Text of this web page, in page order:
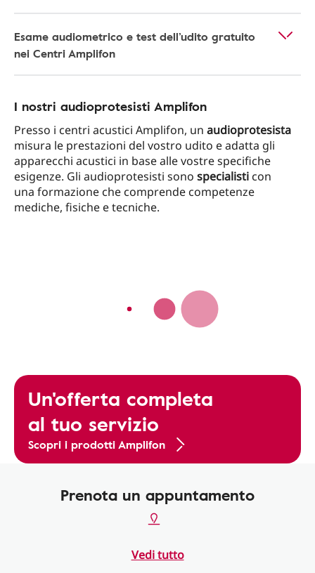
Esame audiometrico e test dell’udito gratuito
nei Centri Amplifon
I nostri audioprotesisti Amplifon
Presso i centri acustici Amplifon, un audioprotesista
misura le prestazioni del vostro udito e adatta gli
apparecchi acustici in base alle vostre specifiche
esigenze. Gli audioprotesisti sono specialisti con
una formazione che comprende competenze
mediche, fisiche e tecniche.
Un'offerta completa
al tuo servizio
Scopri i prodotti Amplifon
Prenota un appuntamento
Vedi tutto